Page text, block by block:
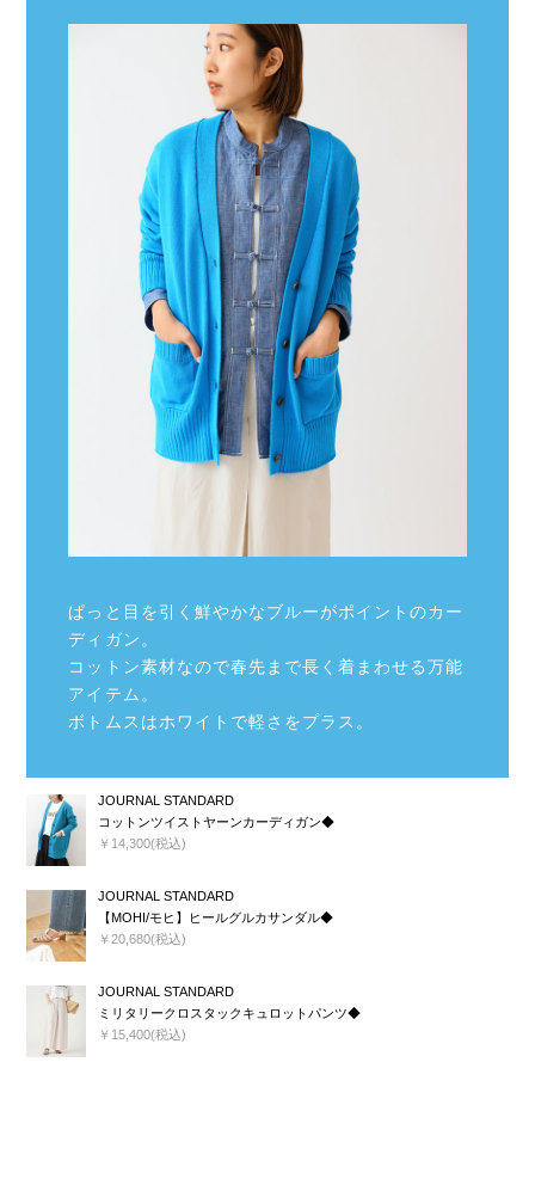
ぱっと目を引く鮮やかなブルーがポイントのカー
ディガン。
コットン素材なので春先まで長く着まわせる万能
アイテム。
ボトムスはホワイトで軽さをプラス。
JOURNAL STANDARD
コットンツイストヤーンカーディガン◆
￥14,300(税込)
JOURNAL STANDARD
【MOHI/モヒ】ヒールグルカサンダル◆
￥20,680(税込)
JOURNAL STANDARD
ミリタリークロスタックキュロットパンツ◆
￥15,400(税込)